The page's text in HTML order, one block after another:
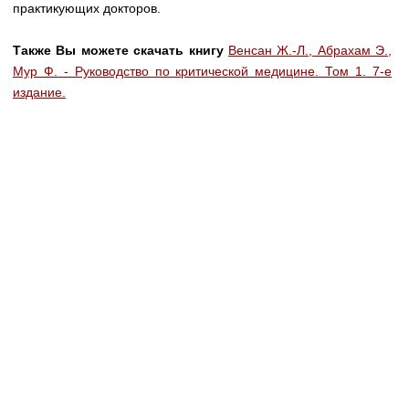
практикующих докторов.
Также Вы можете скачать книгу Венсан Ж.-Л., Абрахам Э.,
Мур Ф. - Руководство по критической медицине. Том 1. 7-е
издание.